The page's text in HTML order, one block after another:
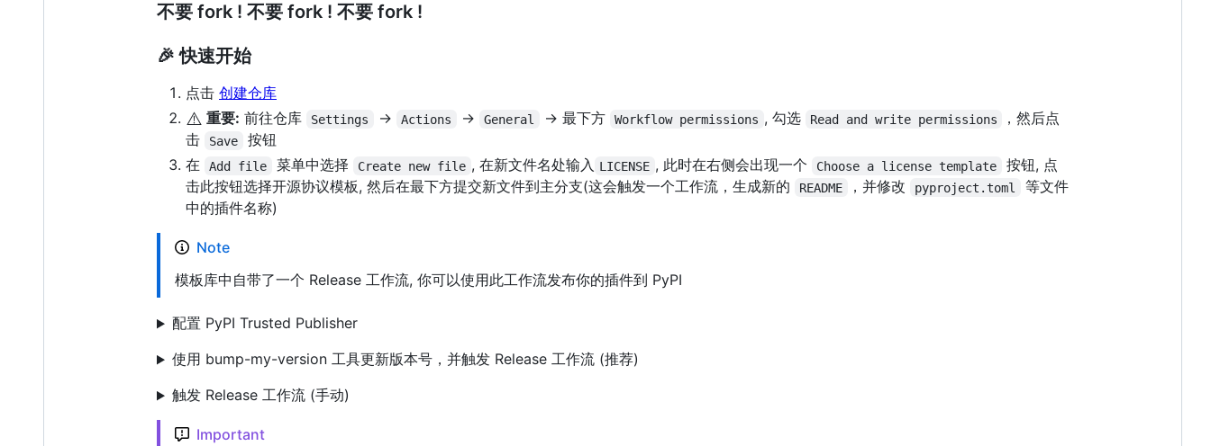
不要 fork ! 不要 fork ! 不要 fork !
🎉 快速开始
点击 创建仓库
⚠️ 重要: 前往仓库 Settings -> Actions -> General -> 最下方 Workflow permissions , 勾选 Read and write permissions
，然后点
击
Save
按钮
在
Add file 菜单中选择 Create new file , 在新文件名处输入 LICENSE , 此时在右侧会出现一个 Choose a license template
按钮, 点
击此按钮选择开源协议模板, 然后在最下方提交新文件到主分支(这会触发一个工作流，生成新的
README ，并修改 pyproject.toml
等文件
中的插件名称)
Note
模板库中自带了一个 Release 工作流, 你可以使用此工作流发布你的插件到 PyPI
配置 PyPI Trusted Publisher
使用 bump-my-version 工具更新版本号，并触发 Release 工作流 (推荐)
触发 Release 工作流 (手动)
Important